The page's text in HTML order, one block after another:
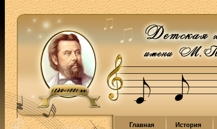
Главная История